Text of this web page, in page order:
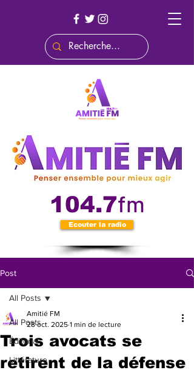
104.7fm
Ecouter la radio
Post
All Posts
Éditorial
Littérature
All Posts
Trois avocats se
retirent de la défense
Amitié FM
28 oct. 2025 1 min de lecture